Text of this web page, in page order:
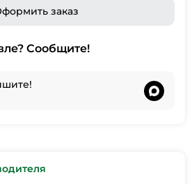
заказ
Сообщите!